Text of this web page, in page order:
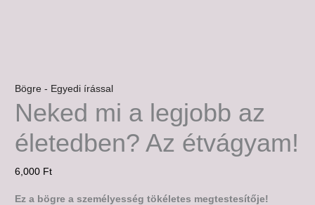
Bögre - Egyedi írással
Neked mi a legjobb az
életedben? Az étvágyam!
6,000 Ft
Ez a bögre a személyesség tökéletes megtestesítője!